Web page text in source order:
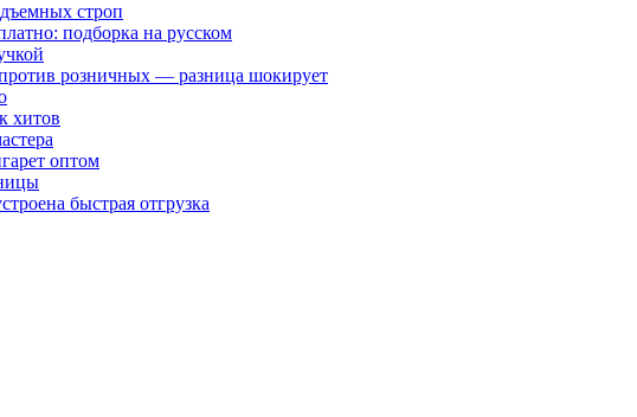
строп
подборка на русском
розничных — разница шокирует
хитов
оптом
быстрая отгрузка